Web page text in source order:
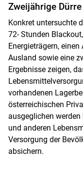
Zweijährige
Konkret untersuchte
72- Stunden
Energieträgern,
Ausland sowie eine
Ergebnisse zeigen,
vorhandenen
österreichischen
ausgeglichen werden
und anderen
Versorgung der
absichern.